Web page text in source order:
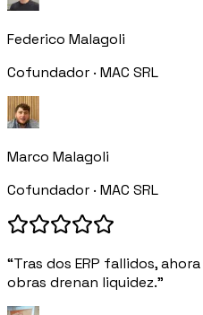
Federico Malagoli
Cofundador · MAC SRL
Marco Malagoli
Cofundador · MAC SRL
“Tras dos ERP fallidos,
obras drenan liquidez.”